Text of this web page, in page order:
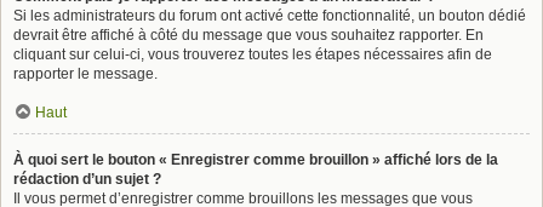
Si les administrateurs du forum ont activé cette fonctionnalité, un bouton dédié
devrait être affiché à côté du message que vous souhaitez rapporter. En
cliquant sur celui-ci, vous trouverez toutes les étapes nécessaires afin de
rapporter le message.
Haut
À quoi sert le bouton « Enregistrer comme brouillon » affiché lors de la
rédaction d’un sujet ?
Il vous permet d’enregistrer comme brouillons les messages que vous